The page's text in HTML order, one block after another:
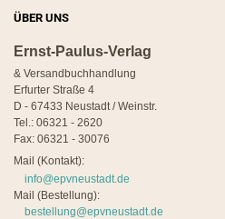
ÜBER UNS
Ernst-Paulus-Verlag
& Versandbuchhandlung
Erfurter Straße 4
D - 67433 Neustadt / Weinstr.
Tel.: 06321 - 2620
Fax: 06321 - 30076
Mail (Kontakt):
info@epvneustadt.de
Mail (Bestellung):
bestellung@epvneustadt.de